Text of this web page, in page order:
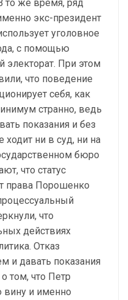
то же время, ряд
экс-президент
уголовное
с помощью
электорат. При этом
что поведение
себя, как
странно, ведь
показания и без
ни в суд, ни на
бюро
что статус
права Порошенко
что
действиях
Отказ
и давать показания
том, что Петр
вину и именно